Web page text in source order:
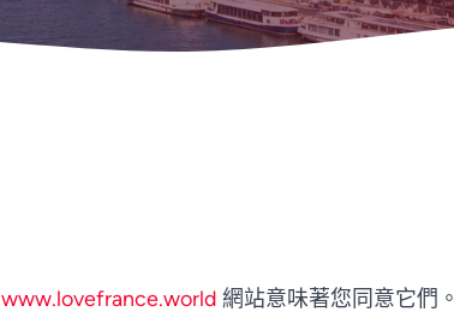
www.lovefrance.world 網站意味著您同意它們。